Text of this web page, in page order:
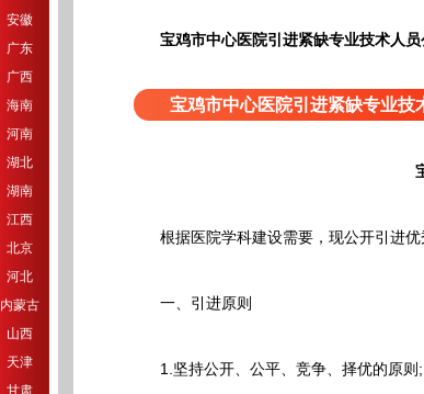
安徽
广东
广西
海南
河南
湖北
湖南
江西
北京
河北
内蒙古
山西
天津
甘肃
宝鸡市中心医院引进紧缺专业技术人员
宝鸡市中心医院引进紧缺专业技
根据医院学科建设需要，现公开引进优
一、引进原则
1.坚持公开、公平、竞争、择优的原则;